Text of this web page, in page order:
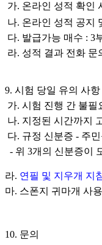
가. 온라인 성적 확인
나. 온라인 성적 공지
다. 발급가능 매수 : 3
라. 성적 결과 전화 문
9. 시험 당일 유의 사
가. 시험 진행 간 불필
나. 지정된 시간까지
다. 규정 신분증 - 주
- 위 3개의 신분증이
라. 연필 및 지우개 지
마. 스폰지 귀마개 사
10. 문의